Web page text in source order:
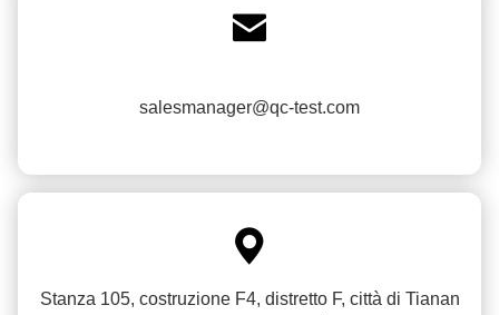

salesmanager@qc-test.com

Stanza 105, costruzione F4, distretto F, città di Tianan